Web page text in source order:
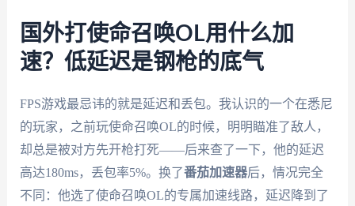
国外打使命召唤OL用什么加
速？低延迟是钢枪的底气
FPS游戏最忌讳的就是延迟和丢包。我认识的一个在悉尼
的玩家，之前玩使命召唤OL的时候，明明瞄准了敌人，
却总是被对方先开枪打死——后来查了一下，他的延迟
高达180ms，丢包率5%。换了番茄加速器后，情况完全
不同：他选了使命召唤OL的专属加速线路，延迟降到了